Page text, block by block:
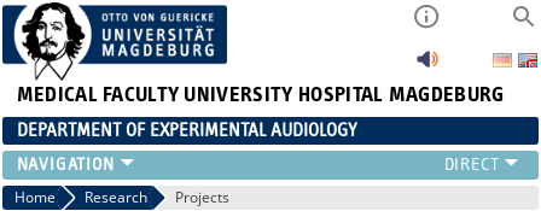
MEDICAL FACULTY UNIVERSITY HOSPITAL MAGDEBURG
DEPARTMENT OF EXPERIMENTAL AUDIOLOGY
STAFF
Home Research Projects